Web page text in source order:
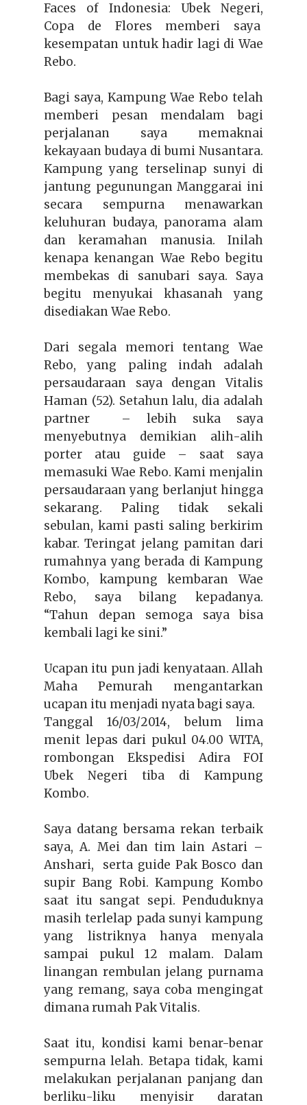
Faces of Indonesia: Ubek Negeri,
Copa de Flores memberi saya
kesempatan untuk hadir lagi di Wae
Rebo.
Bagi saya, Kampung Wae Rebo telah
memberi pesan mendalam bagi
perjalanan saya memaknai
kekayaan budaya di bumi Nusantara.
Kampung yang terselinap sunyi di
jantung pegunungan Manggarai ini
secara sempurna menawarkan
keluhuran budaya, panorama alam
dan keramahan manusia. Inilah
kenapa kenangan Wae Rebo begitu
membekas di sanubari saya. Saya
begitu menyukai khasanah yang
disediakan Wae Rebo.
Dari segala memori tentang Wae
Rebo, yang paling indah adalah
persaudaraan saya dengan Vitalis
Haman (52). Setahun lalu, dia adalah
partner – lebih suka saya
menyebutnya demikian alih-alih
porter atau guide – saat saya
memasuki Wae Rebo. Kami menjalin
persaudaraan yang berlanjut hingga
sekarang. Paling tidak sekali
sebulan, kami pasti saling berkirim
kabar. Teringat jelang pamitan dari
rumahnya yang berada di Kampung
Kombo, kampung kembaran Wae
Rebo, saya bilang kepadanya.
“Tahun depan semoga saya bisa
kembali lagi ke sini.”
Ucapan itu pun jadi kenyataan. Allah
Maha Pemurah mengantarkan
ucapan itu menjadi nyata bagi saya.
Tanggal 16/03/2014, belum lima
menit lepas dari pukul 04.00 WITA,
rombongan Ekspedisi Adira FOI
Ubek Negeri tiba di Kampung
Kombo.
Saya datang bersama rekan terbaik
saya, A. Mei dan tim lain Astari –
Anshari, serta guide Pak Bosco dan
supir Bang Robi. Kampung Kombo
saat itu sangat sepi. Penduduknya
masih terlelap pada sunyi kampung
yang listriknya hanya menyala
sampai pukul 12 malam. Dalam
linangan rembulan jelang purnama
yang remang, saya coba mengingat
dimana rumah Pak Vitalis.
Saat itu, kondisi kami benar-benar
sempurna lelah. Betapa tidak, kami
melakukan perjalanan panjang dan
berliku-liku menyisir daratan